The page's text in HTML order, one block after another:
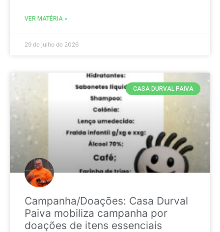
VER MATÉRIA »
29 de julho de 2026
CASA DURVAL PAIVA
Campanha/Doações: Casa Durval
Paiva mobiliza campanha por
doações de itens essenciais